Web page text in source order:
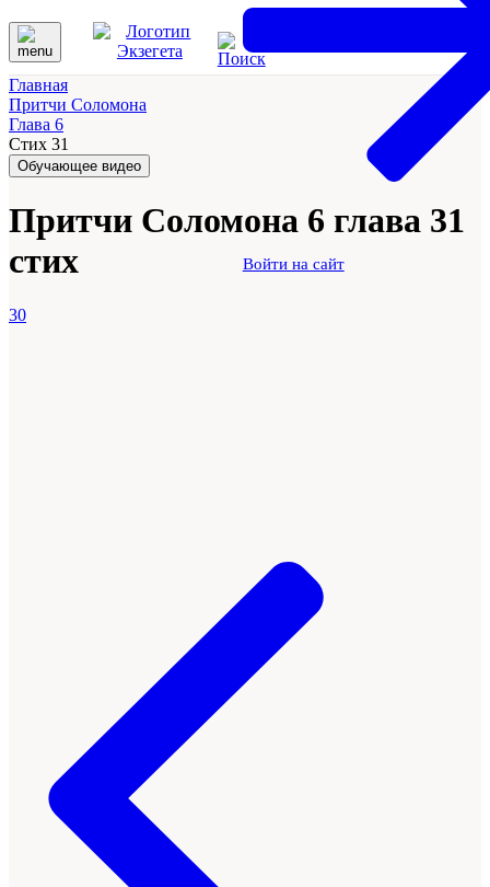
Войти на сайт
Главная
Притчи Соломона
Глава 6
Стих 31
Обучающее видео
Притчи Соломона 6 глава 31
стих
30